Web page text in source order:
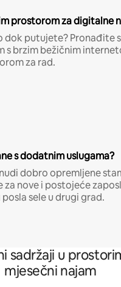
prostorom za digitalne
dok putujete? Pronađite
s brzim bežičnim
za rad.
s dodatnim uslugama?
dobro opremljene
za nove i postojeće
sele u drugi grad.
sadržaji u
mjesečni najam